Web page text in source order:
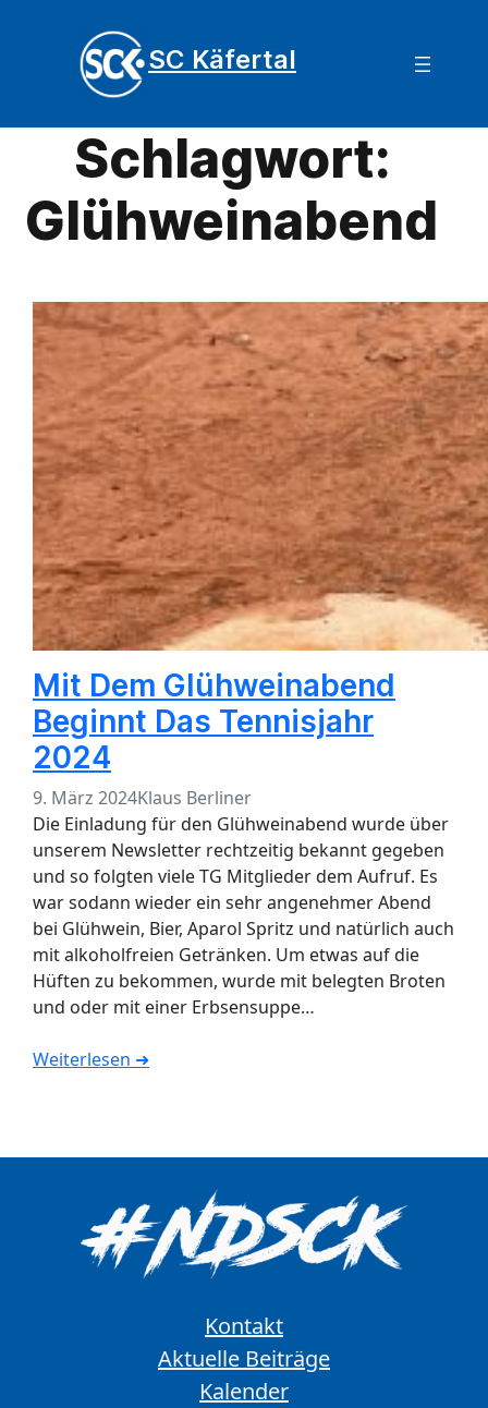
SC Käfertal
Schlagwort:
Glühweinabend
Mit Dem Glühweinabend
Beginnt Das Tennisjahr
2024
9. März 2024Klaus Berliner
Die Einladung für den Glühweinabend wurde über
unserem Newsletter rechtzeitig bekannt gegeben
und so folgten viele TG Mitglieder dem Aufruf. Es
war sodann wieder ein sehr angenehmer Abend
bei Glühwein, Bier, Aparol Spritz und natürlich auch
mit alkoholfreien Getränken. Um etwas auf die
Hüften zu bekommen, wurde mit belegten Broten
und oder mit einer Erbsensuppe…
Weiterlesen ➜
Kontakt
Aktuelle Beiträge
Kalender